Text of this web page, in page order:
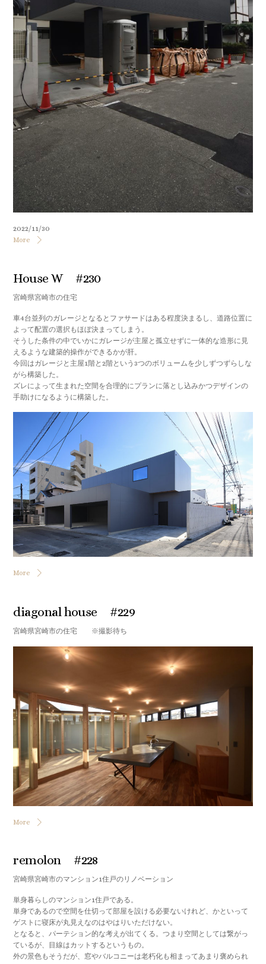
2022/11/30
More
House W #230
宮崎県宮崎市の住宅
車4台並列のガレージとなるとファサードはある程度決まるし、道路位置に
よって配置の選択もほぼ決まってしまう。
そうした条件の中でいかにガレージが主屋と孤立せずに一体的な造形に見
えるような建築的操作ができるかが肝。
今回はガレージと主屋1階と2階という3つのボリュームを少しずつずらしな
がら構築した。
ズレによって生まれた空間を合理的にプランに落とし込みかつデザインの
手助けになるように構築した。
More
diagonal house #229
宮崎県宮崎市の住宅 ※撮影待ち
More
remolon #228
宮崎県宮崎市のマンション1住戸のリノベーション
単身暮らしのマンション1住戸である。
単身であるので空間を仕切って部屋を設ける必要ないけれど、かといって
ゲストに寝床が丸見えなのはやはりいただけない。
となると、パーテション的な考えが出てくる。つまり空間としては繋がっ
ているが、目線はカットするというもの。
外の景色もそうだが、窓やバルコニーは老朽化も相まってあまり褒められ